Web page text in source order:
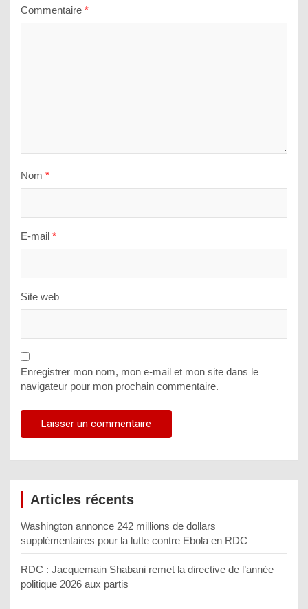
Commentaire *
Nom *
E-mail *
Site web
Enregistrer mon nom, mon e-mail et mon site dans le
navigateur pour mon prochain commentaire.
Articles récents
Washington annonce 242 millions de dollars
supplémentaires pour la lutte contre Ebola en RDC
RDC : Jacquemain Shabani remet la directive de l’année
politique 2026 aux partis